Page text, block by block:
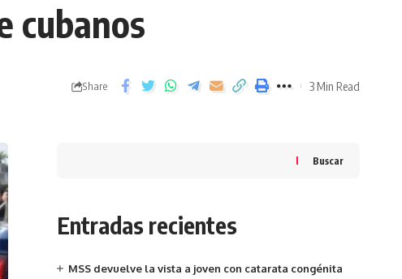
cubanos
Share 3 Min Read
Buscar
Entradas recientes
MSS devuelve la vista a joven con catarata congénita